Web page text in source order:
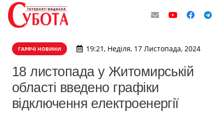
ГАРЯЧІ НОВИНИ 19:21, Неділя, 17 Листопада, 2024
18 листопада у Житомирській
області введено графіки
відключення електроенергії